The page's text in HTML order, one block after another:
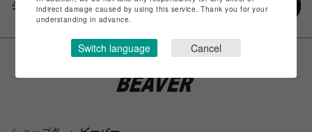
シェアするindirect damage caused by using this service. Thank you for your
understanding in advance.
Switch language Cancel